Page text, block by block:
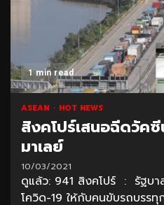
1 min read
ASEAN HOT NEWS
สิงคโปร์เสนอฉีดวัค
มาเลย์
10/03/2021
ดูแล้ว: 941 สิงคโปร์ : รัฐบา
โควิด-19 ให้กับคนขับรถบรร